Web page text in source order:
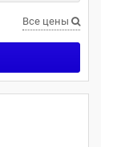
Все цены